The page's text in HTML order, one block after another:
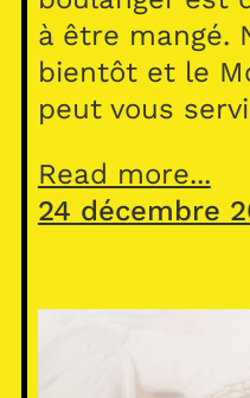
à être mangé.
bientôt et le
peut vous
Read more...
24 décembre